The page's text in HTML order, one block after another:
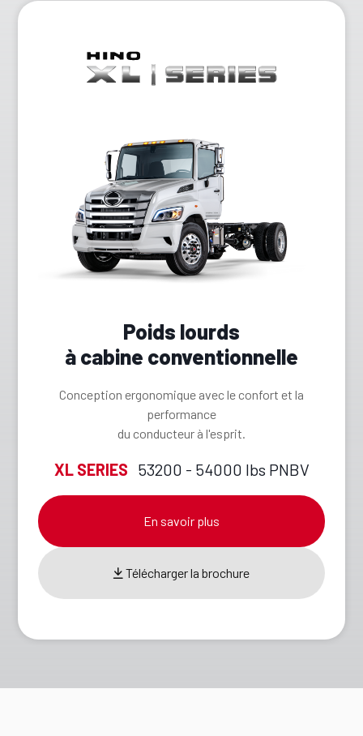
Poids lourds
à cabine conventionnelle
Conception ergonomique avec le confort et la
performance
du conducteur à l'esprit.
XL SERIES 53200 - 54000 lbs PNBV
En savoir plus
Télécharger la brochure